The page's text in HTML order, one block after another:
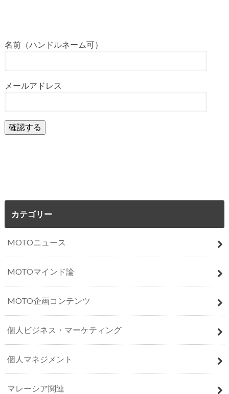
名前（ハンドルネーム可）
メールアドレス
カテゴリー
MOTOニュース
MOTOマインド論
MOTO企画コンテンツ
個人ビジネス・マーケティング
個人マネジメント
マレーシア関連